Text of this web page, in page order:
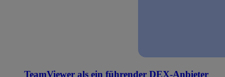
TeamViewer als ein führender DEX-Anbieter